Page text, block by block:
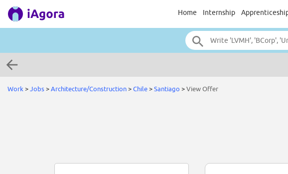
Home Internship
Work >Jobs>Architecture/Construction>Chile>Santiago >View Offer